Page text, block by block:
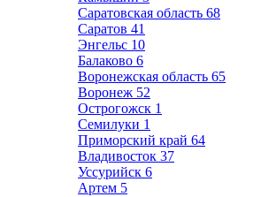
Саратовская область 68
Саратов 41
Энгельс 10
Балаково 6
Воронежская область 65
Воронеж 52
Острогожск 1
Семилуки 1
Приморский край 64
Владивосток 37
Уссурийск 6
Артем 5